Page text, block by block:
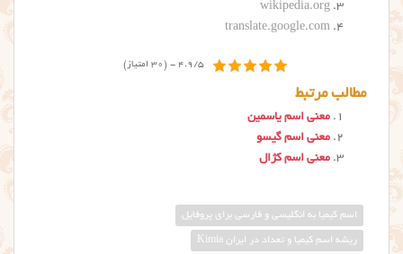
wikipedia.org
translate.google.com
4.9/5 - (30 امتیاز)
مطالب مرتبط
معنی اسم یاسمین
معنی اسم گیسو
معنی اسم کژال
اسم کیمیا به انگلیسی و فارسی برای پروفایل
ریشه اسم کیمیا و تعداد در ایران Kimia